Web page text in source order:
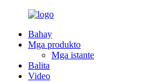
Bahay
Mga produkto
Mga istante
Balita
Video